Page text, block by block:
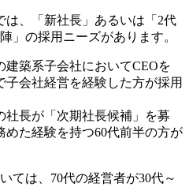
、「新社長」あるいは「2代
」の採用ニーズがあります。
築系子会社においてCEOを
会社経営を経験した方が採用
社長が「次期社長候補」を募
た経験を持つ60代前半の方が
ては、70代の経営者が30代～